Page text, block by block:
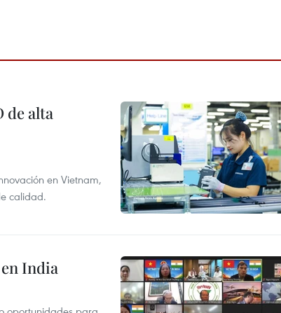
de alta
en Vietnam,
calidad.
India